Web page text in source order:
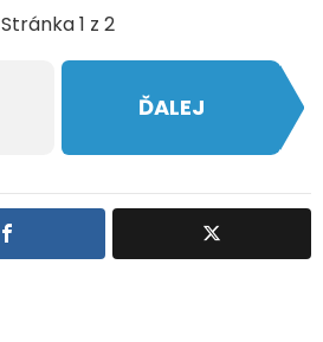
Stránka 1 z 2
ĎALEJ